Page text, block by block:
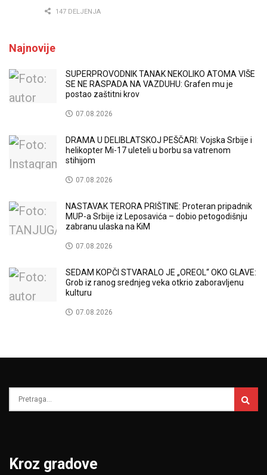
147 DELJENJA
Najnovije
SUPERPROVODNIK TANAK NEKOLIKO ATOMA VIŠE
SE NE RASPADA NA VAZDUHU: Grafen mu je
postao zaštitni krov
07.08.2026
DRAMA U DELIBLATSKOJ PEŠČARI: Vojska Srbije i
helikopter Mi-17 uleteli u borbu sa vatrenom
stihijom
07.08.2026
NASTAVAK TERORA PRIŠTINE: Proteran pripadnik
MUP-a Srbije iz Leposavića – dobio petogodišnju
zabranu ulaska na KiM
07.08.2026
SEDAM KOPČI STVARALO JE „OREOL“ OKO GLAVE:
Grob iz ranog srednjeg veka otkrio zaboravljenu
kulturu
07.08.2026
Kroz gradove